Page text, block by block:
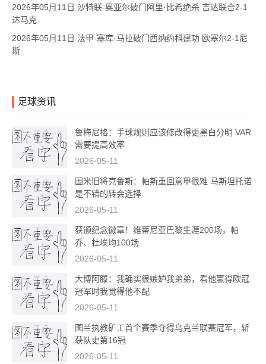
2026年05月11日 沙特联-奥亚尔破门阿里·比希绝杀 吉达联合2-1
达马克
2026年05月11日 法甲-塞库·马拉破门西纳约科建功 欧塞尔2-1尼
斯
足球资讯
鲁梅尼格：手球规则应该修改得更黑白分明 VAR
需要提高效率
2026-05-11
国米旧将克鲁斯：帕斯重回意甲很难 马斯坦托诺
是不错的转会选择
2026-05-11
获颁纪念徽章！维蒂尼亚巴黎生涯200场，帕
乔、杜埃均100场
2026-05-11
大博阿滕：我确实很嫉妒我弟弟，看他赢得欧冠
冠军时我觉得他不配
2026-05-11
图兰执教矿工首个赛季夺得乌克兰联赛冠军，斩
获队史第16冠
2026-05-11